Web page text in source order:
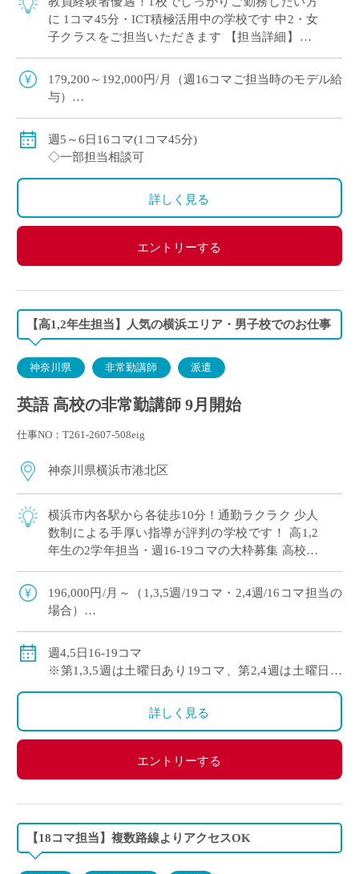
に 1コマ45分・ICT積極活用中の学校です 中2・女
子クラスをご担当いただきます 【担当詳細】中1
179,200～192,000円/月（週16コマご担当時のモデル給
与）
◇交通費別途支給
週5～6日16コマ(1コマ45分)
◇一部担当相談可
詳しく見る
エントリーする
【高1,2年生担当】人気の横浜エリア・男子校でのお仕事
神奈川県 非常勤講師 派遣
英語 高校の非常勤講師 9月開始
仕事NO：T261-2607-508eig
神奈川県横浜市港北区
横浜市内各駅から各徒歩10分！通勤ラクラク 少人
数制による手厚い指導が評判の学校です！ 高1,2
年生の2学年担当・週16-19コマの大枠募集 高校免
196,000円/月～（1,3,5週/19コマ・2,4週/16コマ担当の
場合）
週4,5日16-19コマ
※第1,3,5週は土曜日あり19コマ、第2,4週は土曜日な
詳しく見る
エントリーする
【18コマ担当】複数路線よりアクセスOK